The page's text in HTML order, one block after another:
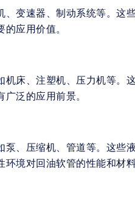
变速器、制动系统等。这
应用价值。
床、注塑机、压力机等。
泛的应用前景。
、压缩机、管道等。这些
境对回油软管的性能和材